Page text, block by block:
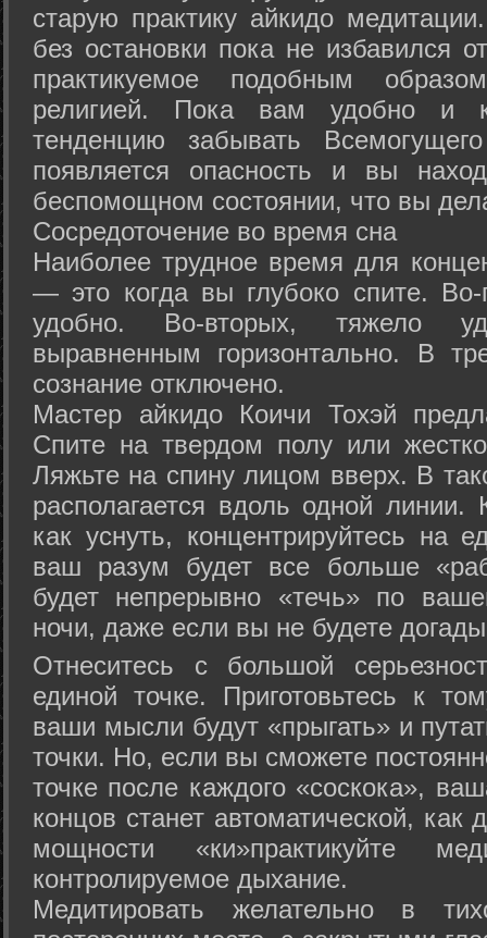
старую практику айкидо
без остановки пока не избавился
практикуемое подобным
религией. Пока вам удобно и
тенденцию забывать
появляется опасность и вы
беспомощном состоянии, что вы
Сосредоточение во время сна
Наиболее трудное время для
— это когда вы глубоко спите.
удобно. Во-вторых, тяжело
выравненным горизонтально. В
сознание отключено.
Мастер айкидо Коичи Тохэй
Спите на твердом полу или
Ляжьте на спину лицом вверх. В
располагается вдоль одной
как уснуть, концентрируйтесь на
ваш разум будет все больше
будет непрерывно «течь» по
ночи, даже если вы не будете
Отнеситесь с большой
единой точке. Приготовьтесь к
ваши мысли будут «прыгать» и
точки. Но, если вы сможете
точке после каждого «соскока»,
концов станет автоматической,
мощности «ки»практикуйте
контролируемое дыхание.
Медитировать желательно в